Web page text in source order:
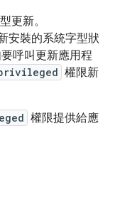
更新。
安裝的系統字型狀
呼叫更新應用程
權限新
權限提供給應